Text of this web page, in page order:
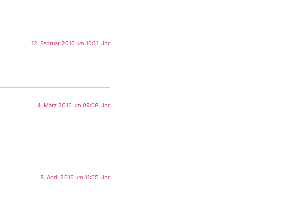
12. Februar 2016 um 10:11 Uhr
4. März 2016 um 09:08 Uhr
8. April 2016 um 11:05 Uhr